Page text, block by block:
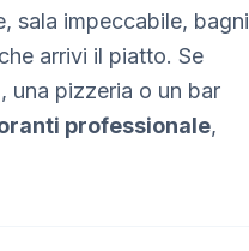
sala impeccabile, bagni
arrivi il piatto. Se
pizzeria o un bar
professionale,